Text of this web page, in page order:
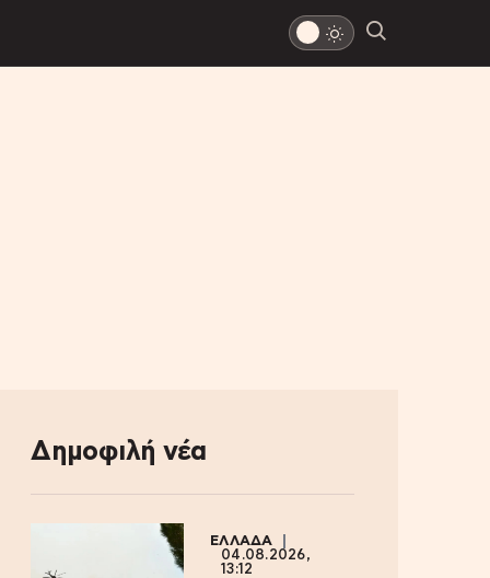
Δημοφιλή νέα
ΕΛΛΑΔΑ
04.08.2026,
13:12